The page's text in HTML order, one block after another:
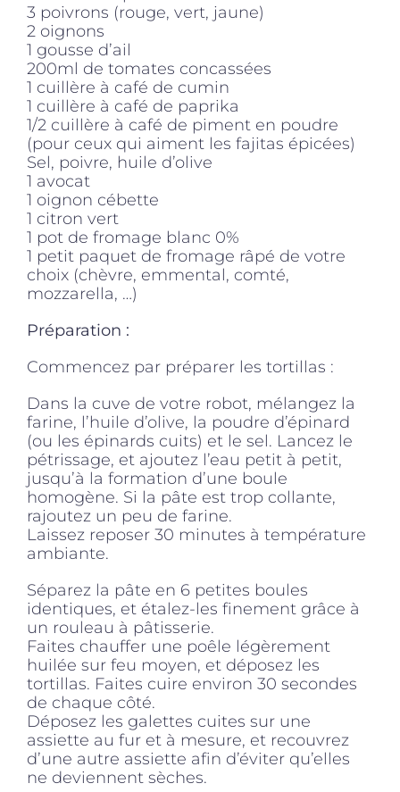
3 poivrons (rouge, vert, jaune)
2 oignons
1 gousse d’ail
200ml de tomates concassées
1 cuillère à café de cumin
1 cuillère à café de paprika
1/2 cuillère à café de piment en poudre
(pour ceux qui aiment les fajitas épicées)
Sel, poivre, huile d’olive
1 avocat
1 oignon cébette
1 citron vert
1 pot de fromage blanc 0%
1 petit paquet de fromage râpé de votre
choix (chèvre, emmental, comté,
mozzarella, …)
Préparation :
Commencez par préparer les tortillas :
Dans la cuve de votre robot, mélangez la
farine, l’huile d’olive, la poudre d’épinard
(ou les épinards cuits) et le sel. Lancez le
pétrissage, et ajoutez l’eau petit à petit,
jusqu’à la formation d’une boule
homogène. Si la pâte est trop collante,
rajoutez un peu de farine.
Laissez reposer 30 minutes à température
ambiante.
Séparez la pâte en 6 petites boules
identiques, et étalez-les finement grâce à
un rouleau à pâtisserie.
Faites chauffer une poêle légèrement
huilée sur feu moyen, et déposez les
tortillas. Faites cuire environ 30 secondes
de chaque côté.
Déposez les galettes cuites sur une
assiette au fur et à mesure, et recouvrez
d’une autre assiette afin d’éviter qu’elles
ne deviennent sèches.